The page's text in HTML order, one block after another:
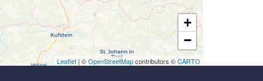
+
−
Leaflet | ©OpenStreetMapcontributors ©CARTO